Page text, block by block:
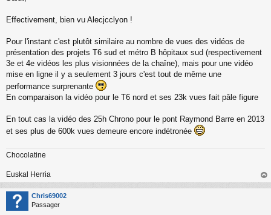
s
e
n
o
n
u
Effectivement, bien vu Alecjcclyon !
Pour l'instant c'est plutôt similaire au nombre de vues des vidéos de
présentation des projets T6 sud et métro B hôpitaux sud (respectivement
3e et 4e vidéos les plus visionnées de la chaîne), mais pour une vidéo
mise en ligne il y a seulement 3 jours c'est tout de même une
performance surprenante
En comparaison la vidéo pour le T6 nord et ses 23k vues fait pâle figure
En tout cas la vidéo des 25h Chrono pour le pont Raymond Barre en 2013
et ses plus de 600k vues demeure encore indétronée
Chocolatine
Euskal Herria
au
Chris69002
Passager